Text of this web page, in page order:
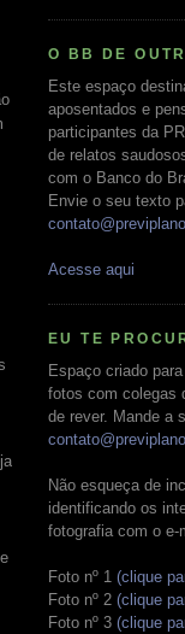
O BB DE
Este espaço
aposentados e
participantes da
de relatos
com o Banco do
Envie o seu texto
Acesse aqui
EU TE
Espaço criado
fotos com colegas
de rever. Mande a
Não esqueça de
identificando os
fotografia com o e-
Foto nº 1 (clique
Foto nº 2 (clique
Foto nº 3 (clique